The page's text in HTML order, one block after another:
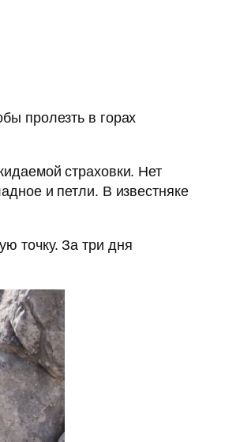
пролезть в горах
страховки. Нет
и петли. В известняке
точку. За три дня